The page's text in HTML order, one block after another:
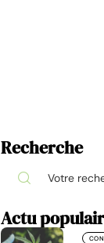
Recherche
Actu